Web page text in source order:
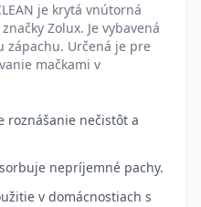
je krytá vnútorná
Zolux. Je vybavená
zápachu. Určená je pre
mačkami v
roznášanie nečistôt a
nepríjemné pachy.
v domácnostiach s